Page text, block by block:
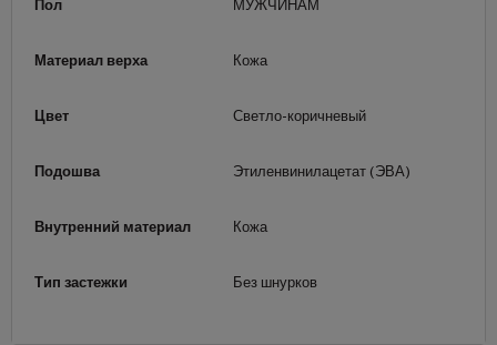
Пол МУЖЧИНАМ
Материал верха Кожа
Цвет Светло-коричневый
Подошва Этиленвинилацетат (ЭВА)
Внутренний материал Кожа
Тип застежки Без шнурков